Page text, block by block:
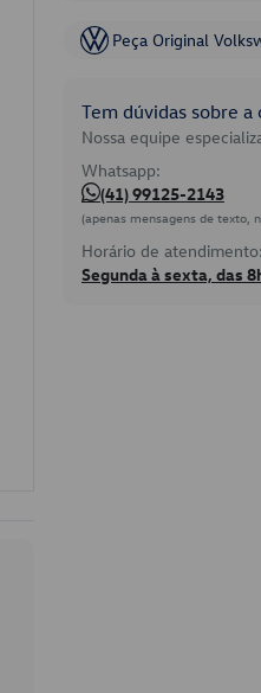
Peça Original
Tem dúvidas sobre
Nossa equipe
Whatsapp:
(41) 99125-2143
(apenas mensagens de texto,
Horário de atendimento:
Segunda à sexta, das